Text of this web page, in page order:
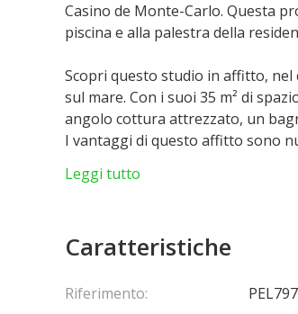
Casino de Monte-Carlo. Questa
piscina e alla palestra della
Scopri questo studio in affitto, nel
sul mare. Con i suoi 35 m² di
angolo cottura attrezzato, un
I vantaggi di questo affitto sono
ricevono uno sconto del 20%
Leggi tutto
Caratteristiche
Riferimento:
PEL797